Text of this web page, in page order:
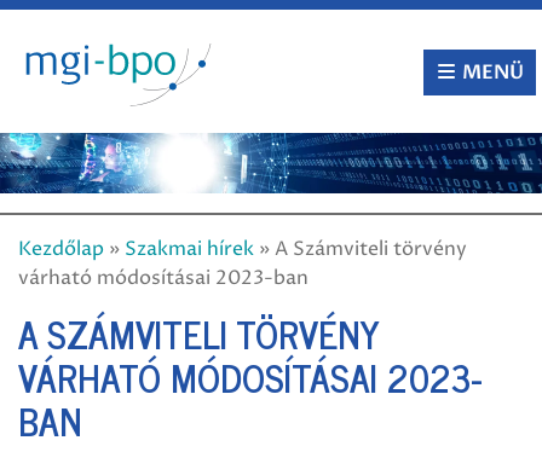
Tovább
tartalomra
MENÜ
Kezdőlap » Szakmai hírek »A Számviteli törvény
várható módosításai 2023-ban
A SZÁMVITELI TÖRVÉNY
VÁRHATÓ MÓDOSÍTÁSAI 2023-
BAN